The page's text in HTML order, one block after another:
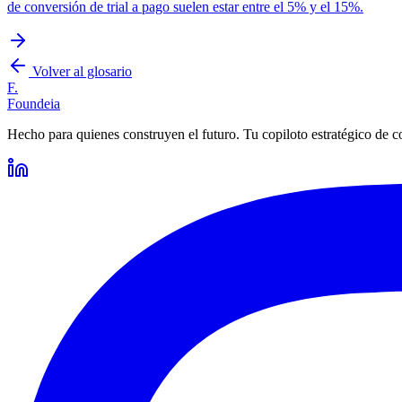
de conversión de trial a pago suelen estar entre el 5% y el 15%.
Volver al glosario
F.
Foundeia
Hecho para quienes construyen el futuro. Tu copiloto estratégico de